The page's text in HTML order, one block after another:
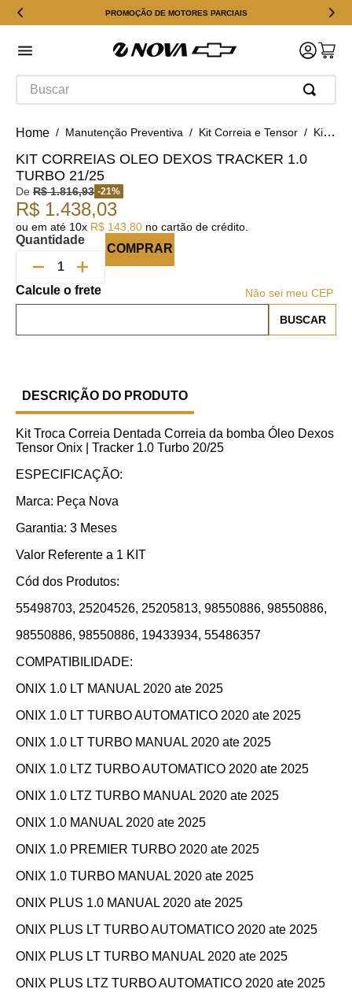
PROMOÇÃO DE MOTORES PARCIAIS
Buscar
Manutenção Preventiva Kit Correia e Tensor Kit Correias Oleo Dexos Tracker 1.0 Turbo 21/25
KIT CORREIAS OLEO DEXOS TRACKER 1.0
TURBO 21/25
De R$ 1.816,93 -21%
R$ 1.438,03
ou em até 10x R$ 143 80 no cartão de crédito.
Quantidade
COMPRAR
Não sei meu CEP
DESCRIÇÃO DO PRODUTO
Kit Troca Correia Dentada Correia da bomba Óleo Dexos
Tensor Onix | Tracker 1.0 Turbo 20/25
ESPECIFICAÇÃO:
Marca: Peça Nova
Garantia: 3 Meses
Valor Referente a 1 KIT
Cód dos Produtos:
55498703, 25204526, 25205813, 98550886, 98550886,
98550886, 98550886, 19433934, 55486357
COMPATIBILIDADE:
ONIX 1.0 LT MANUAL 2020 ate 2025
ONIX 1.0 LT TURBO AUTOMATICO 2020 ate 2025
ONIX 1.0 LT TURBO MANUAL 2020 ate 2025
ONIX 1.0 LTZ TURBO AUTOMATICO 2020 ate 2025
ONIX 1.0 LTZ TURBO MANUAL 2020 ate 2025
ONIX 1.0 MANUAL 2020 ate 2025
ONIX 1.0 PREMIER TURBO 2020 ate 2025
ONIX 1.0 TURBO MANUAL 2020 ate 2025
ONIX PLUS 1.0 MANUAL 2020 ate 2025
ONIX PLUS LT TURBO AUTOMATICO 2020 ate 2025
ONIX PLUS LT TURBO MANUAL 2020 ate 2025
ONIX PLUS LTZ TURBO AUTOMATICO 2020 ate 2025